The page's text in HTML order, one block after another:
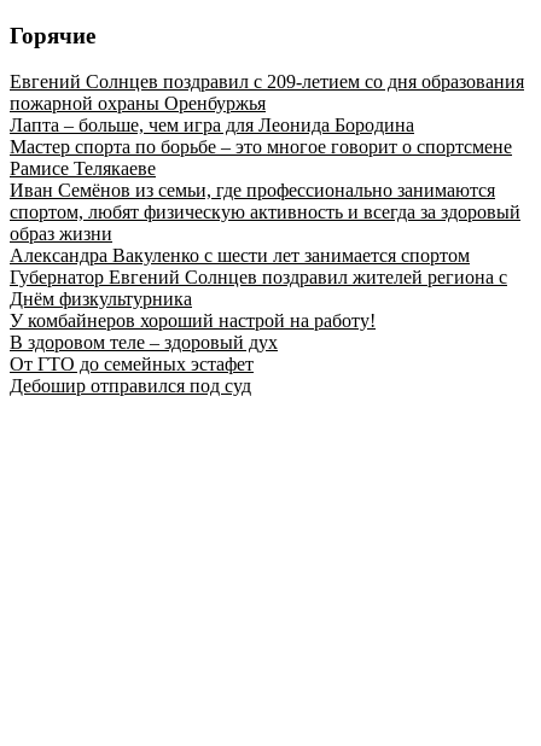
Горячие
Евгений Солнцев поздравил с 209-летием со дня образования
пожарной охраны Оренбуржья
Лапта – больше, чем игра для Леонида Бородина
Мастер спорта по борьбе – это многое говорит о спортсмене
Рамисе Телякаеве
Иван Семёнов из семьи, где профессионально занимаются
спортом, любят физическую активность и всегда за здоровый
образ жизни
Александра Вакуленко с шести лет занимается спортом
Губернатор Евгений Солнцев поздравил жителей региона с
Днём физкультурника
У комбайнеров хороший настрой на работу!
В здоровом теле – здоровый дух
От ГТО до семейных эстафет
Дебошир отправился под суд